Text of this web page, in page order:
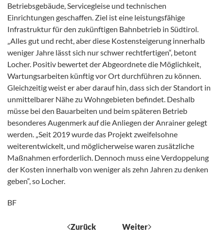
Betriebsgebäude, Servicegleise und technischen
Einrichtungen geschaffen. Ziel ist eine leistungsfähige
Infrastruktur für den zukünftigen Bahnbetrieb in Südtirol.
„Alles gut und recht, aber diese Kostensteigerung innerhalb
weniger Jahre lässt sich nur schwer rechtfertigen“, betont
Locher. Positiv bewertet der Abgeordnete die Möglichkeit,
Wartungsarbeiten künftig vor Ort durchführen zu können.
Gleichzeitig weist er aber darauf hin, dass sich der Standort in
unmittelbarer Nähe zu Wohngebieten befindet. Deshalb
müsse bei den Bauarbeiten und beim späteren Betrieb
besonderes Augenmerk auf die Anliegen der Anrainer gelegt
werden. „Seit 2019 wurde das Projekt zweifelsohne
weiterentwickelt, und möglicherweise waren zusätzliche
Maßnahmen erforderlich. Dennoch muss eine Verdoppelung
der Kosten innerhalb von weniger als zehn Jahren zu denken
geben“, so Locher.
BF
Zurück Weiter